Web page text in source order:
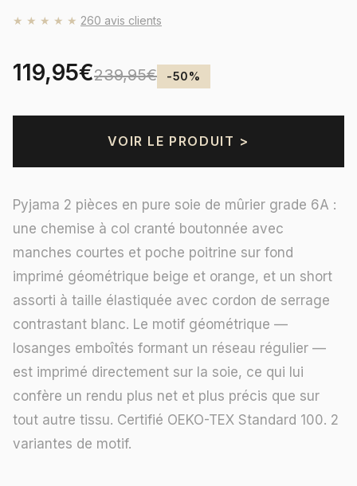
★★★★★ 260 avis clients
119,95€239,95€ -50%
VOIR LE PRODUIT >
Pyjama 2 pièces en pure soie de mûrier grade 6A :
une chemise à col cranté boutonnée avec
manches courtes et poche poitrine sur fond
imprimé géométrique beige et orange, et un short
assorti à taille élastiquée avec cordon de serrage
contrastant blanc. Le motif géométrique —
losanges emboîtés formant un réseau régulier —
est imprimé directement sur la soie, ce qui lui
confère un rendu plus net et plus précis que sur
tout autre tissu. Certifié OEKO-TEX Standard 100. 2
variantes de motif.